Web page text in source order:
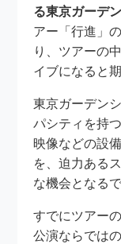
る東京ガーデ
アー「行進」
り、ツアーの
イブになると
東京ガーデン
パシティを持
映像などの設
を、迫力ある
な機会となる
すでにツアー
公演ならでは